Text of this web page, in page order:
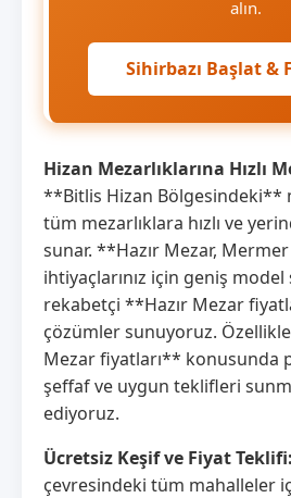
alın.
Sihirbazı Başlat &
Hizan Mezarlıklarına Hızlı
**Bitlis Hizan Bölgesindeki**
tüm mezarlıklara hızlı ve
sunar. **Hazır Mezar,
ihtiyaçlarınız için geniş
rekabetçi **Hazır Mezar
çözümler sunuyoruz.
Mezar fiyatları** konusunda
şeffaf ve uygun teklifleri
ediyoruz.
Ücretsiz Keşif ve Fiyat Teklifi:
çevresindeki tüm mahalleler